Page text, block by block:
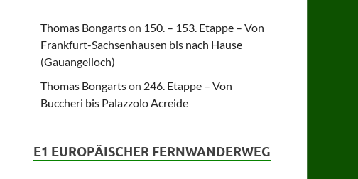
Thomas Bongartson 150. – 153. Etappe – Von
Frankfurt-Sachsenhausen bis nach Hause
(Gauangelloch)
Thomas Bongartson 246. Etappe – Von
Buccheri bis Palazzolo Acreide
E1 EUROPÄISCHER FERNWANDERWEG